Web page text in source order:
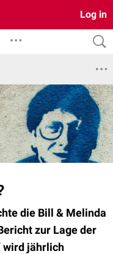
Log in
die Bill & Melinda
zur Lage der
wird jährlich